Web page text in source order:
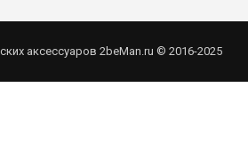
аксессуаров 2beMan.ru © 2016-2025